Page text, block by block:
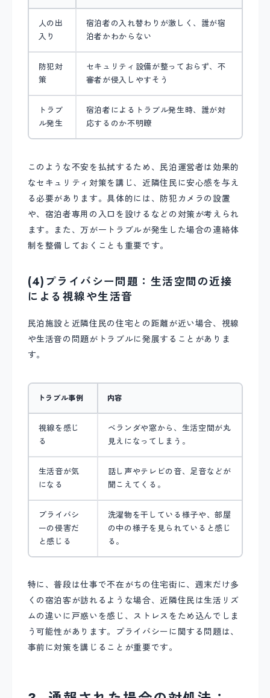
人の出
入り
宿泊者の入れ替わりが激しく、誰が宿
泊者かわからない
防犯対
策
セキュリティ設備が整っておらず、不
審者が侵入しやすそう
トラブ
ル発生
宿泊者によるトラブル発生時、誰が対
応するのか不明瞭
このような不安を払拭するため、民泊運営者は効果的
なセキュリティ対策を講じ、近隣住民に安心感を与え
る必要があります。具体的には、防犯カメラの設置
や、宿泊者専用の入口を設けるなどの対策が考えられ
ます。また、万が一トラブルが発生した場合の連絡体
制を整備しておくことも重要です。
(4)プライバシー問題：生活空間の近接
による視線や生活音
民泊施設と近隣住民の住宅との距離が近い場合、視線
や生活音の問題がトラブルに発展することがありま
す。
トラブル事例 内容
視線を感じ
る
ベランダや窓から、生活空間が丸
見えになってしまう。
生活音が気
になる
話し声やテレビの音、足音などが
聞こえてくる。
プライバシ
ーの侵害だ
と感じる
洗濯物を干している様子や、部屋
の中の様子を見られていると感じ
る。
特に、普段は仕事で不在がちの住宅街に、週末だけ多
くの宿泊客が訪れるような場合、近隣住民は生活リズ
ムの違いに戸惑いを感じ、ストレスをため込んでしま
う可能性があります。プライバシーに関する問題は、
事前に対策を講じることが重要です。